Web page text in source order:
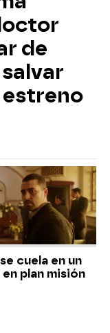
de
cuela en un
plan misión